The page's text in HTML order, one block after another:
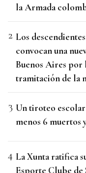
la Armada
Los
convocan una
Buenos Aires por
tramitación de la
Un tiroteo
menos 6 muertos
La Xunta ratifica
Esporte Clube de